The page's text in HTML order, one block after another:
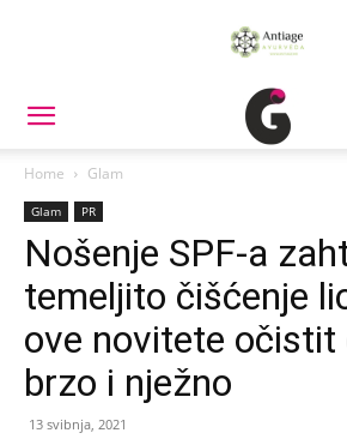
Home Glam
Glam PR
Nošenje SPF-a
temeljito čišćenje
ove novitete očistit
brzo i nježno
13 svibnja, 2021